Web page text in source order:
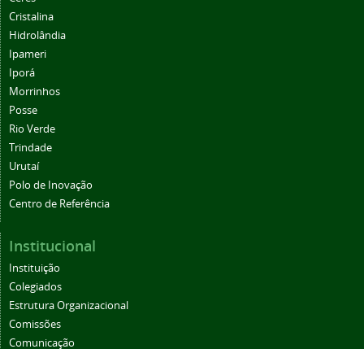
Cristalina
Hidrolândia
Ipameri
Iporá
Morrinhos
Posse
Rio Verde
Trindade
Urutaí
Polo de Inovação
Centro de Referência
Institucional
Instituição
Colegiados
Estrutura Organizacional
Comissões
Comunicação